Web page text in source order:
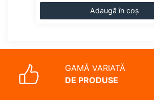
Adaugă în coș
GAMĂ VARIATĂ
DE PRODUSE